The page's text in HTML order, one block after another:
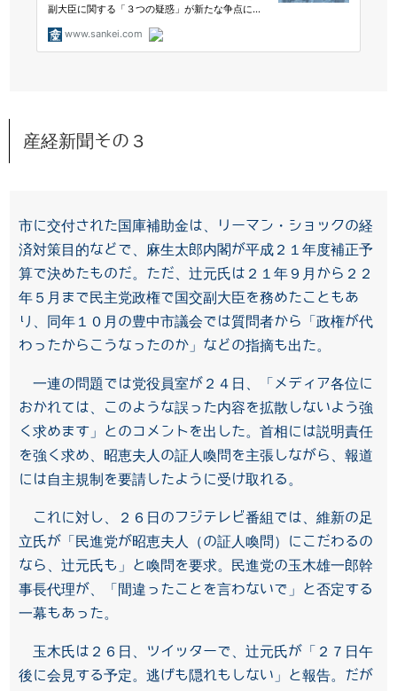
産経新聞その３
市に交付された国庫補助金は、リーマン・ショックの経
済対策目的などで、麻生太郎内閣が平成２１年度補正予
算で決めたものだ。ただ、辻元氏は２１年９月から２２
年５月まで民主党政権で国交副大臣を務めたこともあ
り、同年１０月の豊中市議会では質問者から「政権が代
わったからこうなったのか」などの指摘も出た。
一連の問題では党役員室が２４日、「メディア各位に
おかれては、このような誤った内容を拡散しないよう強
く求めます」とのコメントを出した。首相には説明責任
を強く求め、昭恵夫人の証人喚問を主張しながら、報道
には自主規制を要請したように受け取れる。
これに対し、２６日のフジテレビ番組では、維新の足
立氏が「民進党が昭恵夫人（の証人喚問）にこだわるの
なら、辻元氏も」と喚問を要求。民進党の玉木雄一郎幹
事長代理が、「間違ったことを言わないで」と否定する
一幕もあった。
玉木氏は２６日、ツイッターで、辻元氏が「２７日午
後に会見する予定。逃げも隠れもしない」と報告。だが